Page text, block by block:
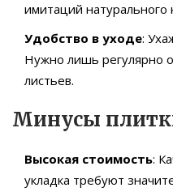
имитаций натурального
Удобство в уходе:
Нужно лишь регулярно
листьев.
Минусы
Высокая стоимость:
укладка требуют